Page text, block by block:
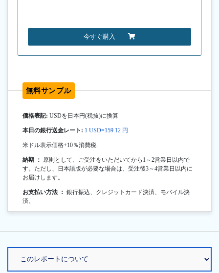
今すぐ購入
無料サンプル
価格表記: USDを日本円(税抜)に換算
本日の銀行送金レート: 1 USD=159.12 円
米ドル表示価格+10％消費税.
納期 ： 原則として、ご受注をいただいてから1～2営業日以内で
す。ただし、日本語版が必要な場合は、受注後3～4営業日以内に
お届けします。
お支払い方法 ： 銀行振込、クレジットカード決済、モバイル決
済。